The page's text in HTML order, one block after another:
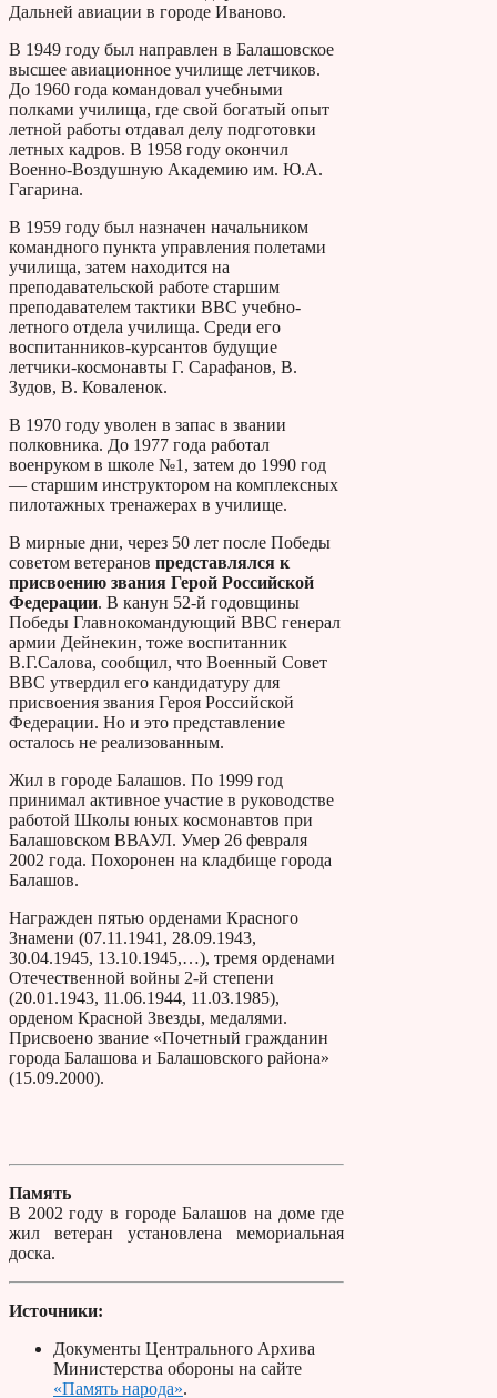
Дальней авиации в городе Иваново.
В 1949 году был направлен в Балашовское
высшее авиационное училище летчиков.
До 1960 года командовал учебными
полками училища, где свой богатый опыт
летной работы отдавал делу подготовки
летных кадров. В 1958 году окончил
Военно-Воздушную Академию им. Ю.А.
Гагарина.
В 1959 году был назначен начальником
командного пункта управления полетами
училища, затем находится на
преподавательской работе старшим
преподавателем тактики ВВС учебно-
летного отдела училища. Среди его
воспитанников-курсантов будущие
летчики-космонавты Г. Сарафанов, В.
Зудов, В. Коваленок.
В 1970 году уволен в запас в звании
полковника. До 1977 года работал
военруком в школе №1, затем до 1990 год
— старшим инструктором на комплексных
пилотажных тренажерах в училище.
В мирные дни, через 50 лет после Победы
советом ветеранов представлялся к
присвоению звания Герой Российской
Федерации. В канун 52-й годовщины
Победы Главнокомандующий ВВС генерал
армии Дейнекин, тоже воспитанник
В.Г.Салова, сообщил, что Военный Совет
ВВС утвердил его кандидатуру для
присвоения звания Героя Российской
Федерации. Но и это представление
осталось не реализованным.
Жил в городе Балашов. По 1999 год
принимал активное участие в руководстве
работой Школы юных космонавтов при
Балашовском ВВАУЛ. Умер 26 февраля
2002 года. Похоронен на кладбище города
Балашов.
Награжден пятью орденами Красного
Знамени (07.11.1941, 28.09.1943,
30.04.1945, 13.10.1945,…), тремя орденами
Отечественной войны 2-й степени
(20.01.1943, 11.06.1944, 11.03.1985),
орденом Красной Звезды, медалями.
Присвоено звание «Почетный гражданин
города Балашова и Балашовского района»
(15.09.2000).
Память
В 2002 году в городе Балашов на доме где
жил ветеран установлена мемориальная
доска.
Источники:
Документы Центрального Архива
Министерства обороны на сайте
«Память народа».